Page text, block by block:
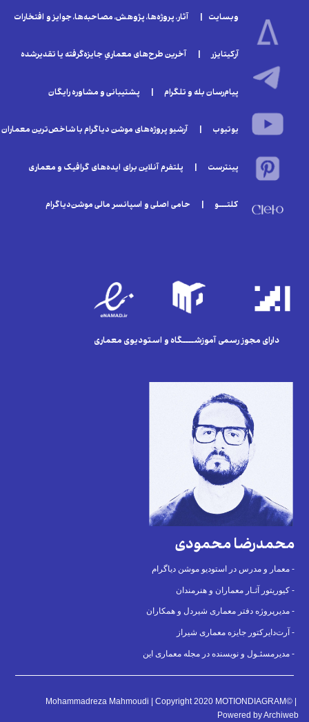
وبسایت | آثار، پروژه‌ها، پژوهش، مصاحبه‌ها، جوایز و افتخارات
آرکیتایزر | آخرین طرح‌های معماریِ جایزه‌گرفته یا تقدیر‌شده
پیام‌رسان بله و تلگرام | پشتیبانی و مشاوره رایگان
یوتیوب | آرشیو پروژه‌های موشن دیاگرام با شاخص‌ترین معماران
پینترست | پلتفرم آنلاین برای ایده‌های گرافیک و معماری
کلتـــو | حامی اصلی و اسپانسر مالی موشن‌دیاگرام
دارای مجوز رسمی آموزشــــگاه و استودیوی معماری
محمدرضا محمودی
معمار و مدرس در استودیو موشن دیاگرام -
کیوریتور آثـار معماران و هنرمندان -
مدیرپروژه دفتر معماری شیردل و همکاران -
آرت‌دایرکتور جایزه معماری شیراز -
مدیرمسئـول و نویسنده در مجله معماری این -
Mohammadreza Mahmoudi | Copyright 2020 MOTIONDIAGRAM© |
Powered by Archiweb